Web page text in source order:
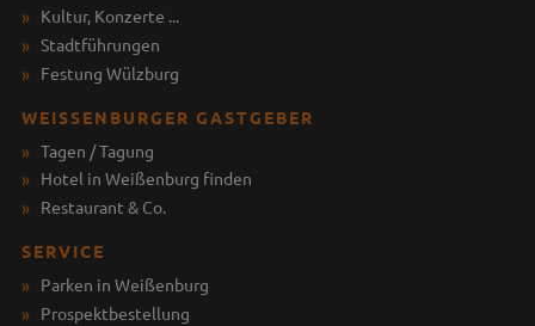
Kultur, Konzerte ...
Stadtführungen
Festung Wülzburg
WEISSENBURGER GASTGEBER
Tagen / Tagung
Hotel in Weißenburg finden
Restaurant & Co.
SERVICE
Parken in Weißenburg
Prospektbestellung